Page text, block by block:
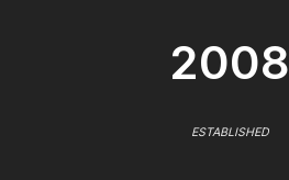
2008
ESTABLISHED